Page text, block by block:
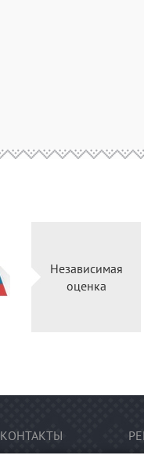
Независимая
оценка
КОНТАКТЫ